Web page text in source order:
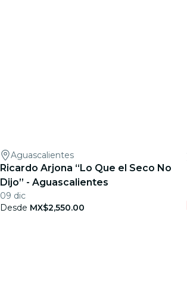
Aguascalientes
Ricardo Arjona “Lo Que el Seco No
Dijo” - Aguascalientes
09 dic
Desde MX$2,550.00